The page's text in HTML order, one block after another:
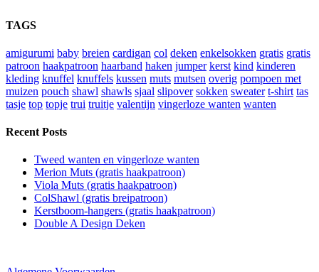
TAGS
amigurumi baby breien cardigan col deken enkelsokken gratis gratis
patroon haakpatroon haarband haken jumper kerst kind kinderen
kleding knuffel knuffels kussen muts mutsen overig pompoen met
muizen pouch shawl shawls sjaal slipover sokken sweater t-shirt tas
tasje top topje trui truitje valentijn vingerloze wanten wanten
Recent Posts
Tweed wanten en vingerloze wanten
Merion Muts (gratis haakpatroon)
Viola Muts (gratis haakpatroon)
ColShawl (gratis breipatroon)
Kerstboom-hangers (gratis haakpatroon)
Double A Design Deken